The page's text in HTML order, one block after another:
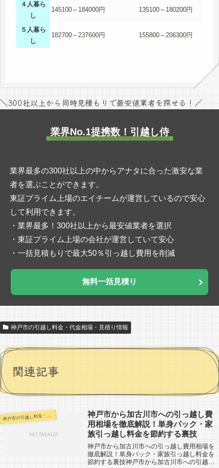
４人暮ら
し
145100～184000円 135100～180200円
５人暮ら
し
182700～237600円 155800～206300円
＼300社以上から同時見積もりで最安値業者を探せる！／
業界No.1提携数！引越し侍
業界最多の300社以上の中からアナタに合った激安な業
者を選ぶことができます。
東証プライム上場のエイチームが運営しているので安心
して利用できます。
・業界最多！300社以上から最安値業者を選択
・東証プライム上場の会社が運営していて安心
・一括見積もりで最大50％引っ越し費用を削減
無料一括見積り
神戸市の引越し料金・代金相場・見積り情報
関連記事
神
神戸市から加古川市への引っ越し費
用相場を徹底解説！単身パック・家
族引っ越し料金を節約する裏技
神戸市から加古川市への引っ越し費用相場を
徹底解説！単身パック・家族引っ越し料金を
節約する裏技神戸市から加古川市への引越口